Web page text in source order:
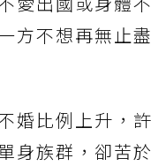
方不想再無止盡
婚比例上升，許
身族群，卻苦於